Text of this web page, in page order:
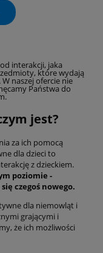
interakcji, jaka
które wydają
naszej ofercie nie
Państwa do
jest?
za ich pomocą
dla dzieci to
z dzieckiem.
poziomie -
czegoś nowego.
dla niemowląt i
grającymi i
że ich możliwości